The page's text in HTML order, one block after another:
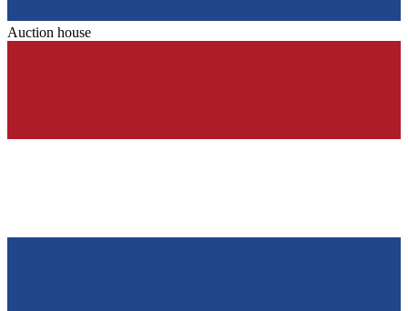
Auction house